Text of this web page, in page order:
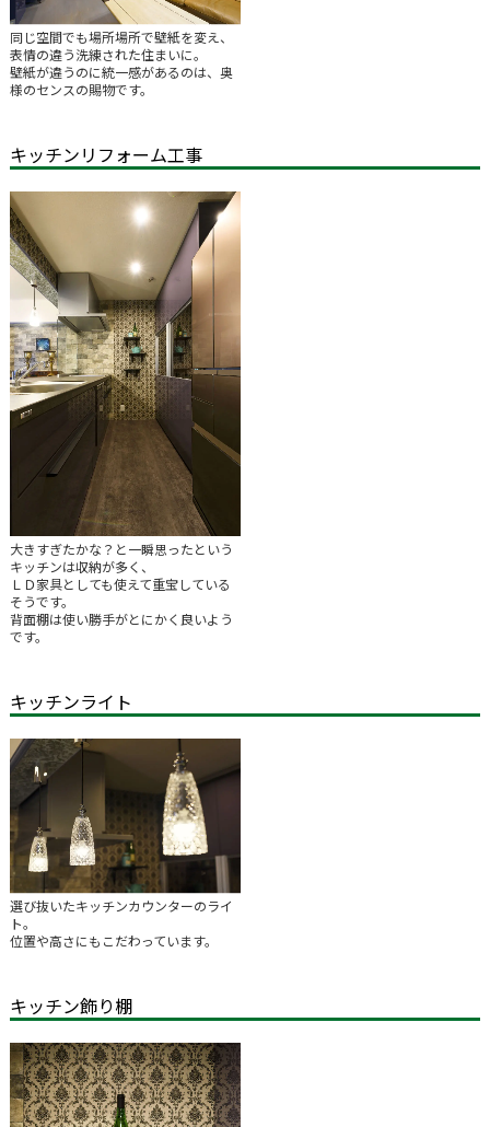
同じ空間でも場所場所で壁紙を変え、
表情の違う洗練された住まいに。
壁紙が違うのに統一感があるのは、奥
様のセンスの賜物です。
キッチンリフォーム工事
大きすぎたかな？と一瞬思ったという
キッチンは収納が多く、
ＬＤ家具としても使えて重宝している
そうです。
背面棚は使い勝手がとにかく良いよう
です。
キッチンライト
選び抜いたキッチンカウンターのライ
ト。
位置や高さにもこだわっています。
キッチン飾り棚